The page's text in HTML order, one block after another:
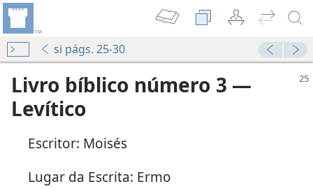
si págs. 25-30
Livro bíblico número 3 —
Levítico
Escritor: Moisés
Lugar da Escrita: Ermo